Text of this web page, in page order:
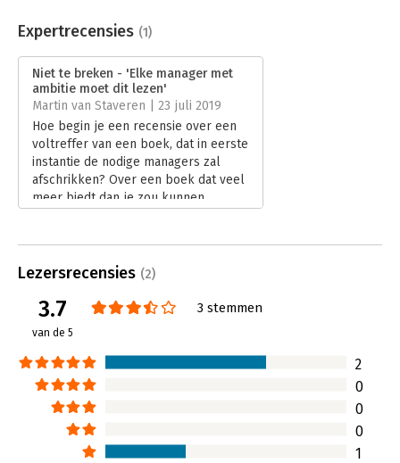
In de pers
OVER NIET TE BREKEN
Vol met bloedstollende avonturen maar vooral handvatten om
net zo mentaal weerbaar te worden als deze voormalige
supermilitair.- De Telegraaf
Als iemand weet hoe je meer uit jezelf kunt halen, is het wel
de man die dertig vuurgevechten heeft overleefd. Wat een
inspirerend boek heeft Aarts geschreven!
Sander Aarts vertelt over zijn ervaringen, drijfveren en
dilemma’s. Ik beveel dit boek van harte aan.
Uitgever:
De Boekerij
Verschijningsdatum:
Hoofdrubriek: Psychologie
Expertrecensies (1)
Niet te breken - 'Elke manager met
ambitie moet dit lezen'
Martin van Staveren | 23 juli 2019
Hoe begin je een recensie over een
voltreffer van een boek, dat in eerste
instantie de nodige managers zal
afschrikken? Over een boek dat veel
meer biedt dan je zou kunnen
Lezersrecensies (2)
3.7
van de 5
3 stemmen
2
0
0
0
1